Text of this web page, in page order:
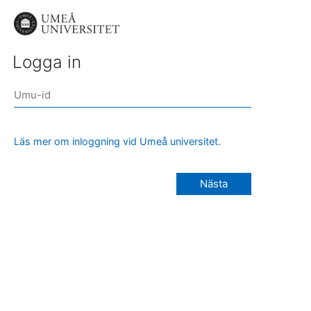
Logga in
Läs mer om inloggning vid Umeå universitet.
Nästa